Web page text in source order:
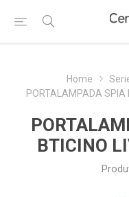
Home
PORTALAMPADA SPIA
BTICINO